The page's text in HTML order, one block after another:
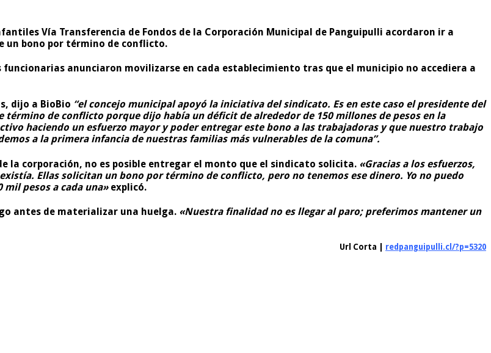
Vía Transferencia de Fondos de la Corporación Municipal de Panguipulli acordaron ir a
un bono por término de conflicto.
anunciaron movilizarse en cada establecimiento tras que el municipio no accediera a
dijo a BioBio “el concejo municipal apoyó la iniciativa del sindicato. Es en este caso el presidente del
término de conflicto porque dijo había un déficit de alrededor de 150 millones de pesos en la
haciendo un esfuerzo mayor y poder entregar este bono a las trabajadoras y que nuestro trabajo
a la primera infancia de nuestras familias más vulnerables de la comuna”.
la corporación, no es posible entregar el monto que el sindicato solicita. «Gracias a los esfuerzos,
Ellas solicitan un bono por término de conflicto, pero no tenemos ese dinero. Yo no puedo
pesos a cada una»explicó.
antes de materializar una huelga. «Nuestra finalidad no es llegar al paro; preferimos mantener un
Url Corta | redpanguipulli.cl/?p=5320